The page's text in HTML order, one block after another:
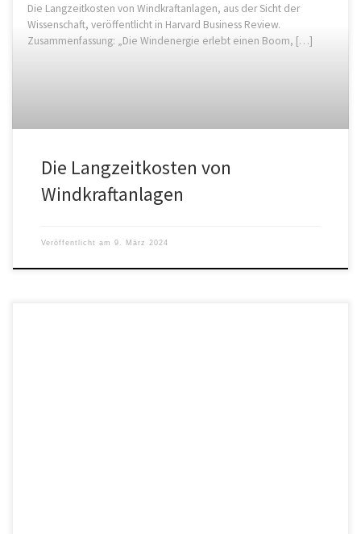
Die Langzeitkosten von Windkraftanlagen, aus der Sicht der
Wissenschaft, veröffentlicht in Harvard Business Review.
Zusammenfassung: „Die Windenergie erlebt einen Boom, […]
Die Langzeitkosten von
Windkraftanlagen
Veröffentlicht am 9. März 2024